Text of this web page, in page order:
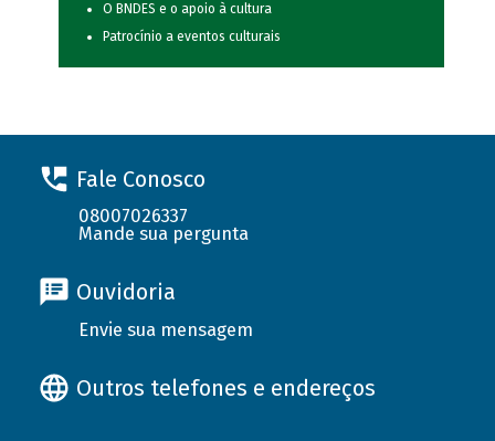
O BNDES e o apoio à cultura
Patrocínio a eventos culturais
Fale Conosco
08007026337
Mande sua pergunta
Ouvidoria
Envie sua mensagem
Outros telefones e endereços